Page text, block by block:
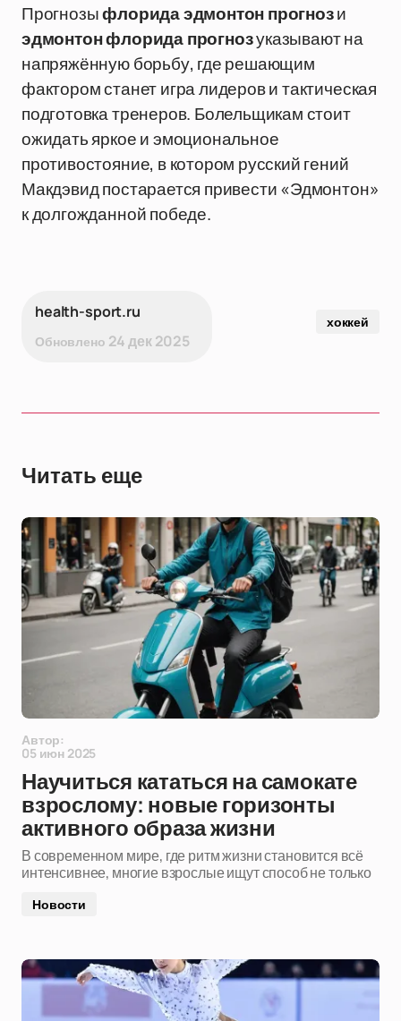
Прогнозыфлорида эдмонтон прогнози
эдмонтон флорида прогнозуказывают на
напряжённую борьбу, где решающим
фактором станет игра лидеров и тактическая
подготовка тренеров. Болельщикам стоит
ожидать яркое и эмоциональное
противостояние, в котором русский гений
Макдэвид постарается привести «Эдмонтон»
к долгожданной победе.
health-sport.ru
Обновлено 24 дек 2025
хоккей
Читать еще
Автор:
05 июн 2025
Научиться кататься на самокате
взрослому: новые горизонты
активного образа жизни
В современном мире, где ритм жизни становится всё
интенсивнее, многие взрослые ищут способ не только
Новости